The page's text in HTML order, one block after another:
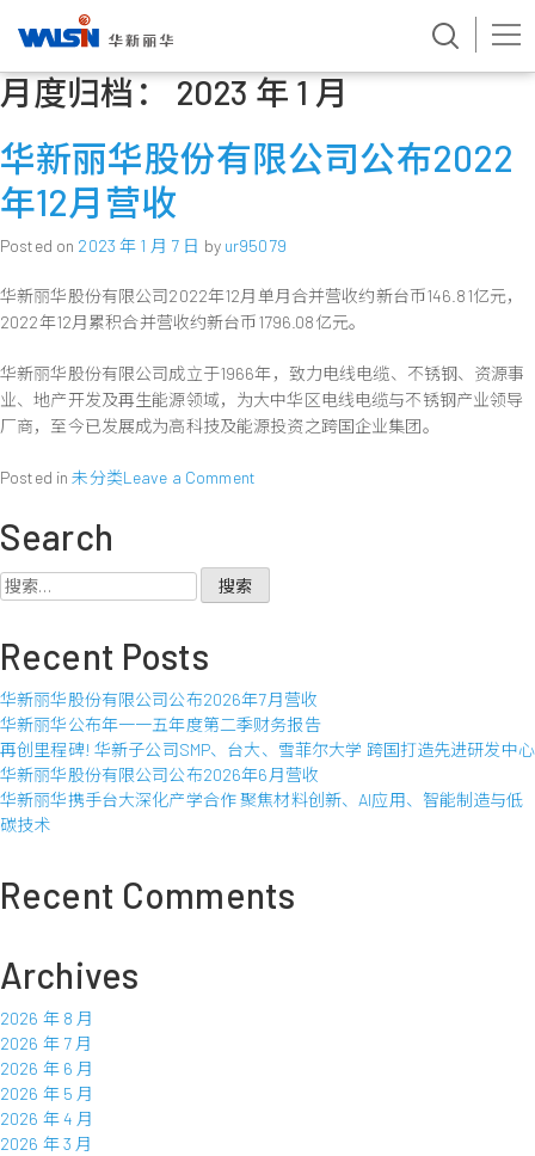
Skip
to月度归档： 2023 年 1 月
华新丽华股份有限公司公布2022
年12月营收
Posted on 2023 年 1 月 7 日 by ur95079
华新丽华股份有限公司2022年12月单月合并营收约新台币146.81亿元，
2022年12月累积合并营收约新台币1796.08亿元。
华新丽华股份有限公司成立于1966年，致力电线电缆、不锈钢、资源事
业、地产开发及再生能源领域，为大中华区电线电缆与不锈钢产业领导
厂商，至今已发展成为高科技及能源投资之跨国企业集团。
Posted in未分类Leave a Commenton
股
公
司
公
布
2022
营
Search
搜
Recent Posts
华新丽华股份有限公司公布2026年7月营收
华新丽华公布年一一五年度第二季财务报告
再创里程碑! 华新子公司SMP、台大、雪菲尔大学 跨国打造先进研发中心
华新丽华股份有限公司公布2026年6月营收
华新丽华携手台大深化产学合作 聚焦材料创新、AI应用、智能制造与低
碳技术
Recent Comments
Archives
2026 年 8 月
2026 年 7 月
2026 年 6 月
2026 年 5 月
2026 年 4 月
2026 年 3 月